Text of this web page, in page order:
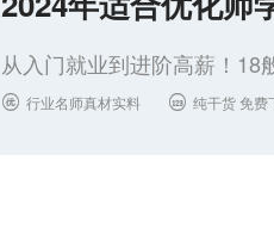
从入门就业到进阶高薪！18
 行业名师真材实料  纯干货 免费